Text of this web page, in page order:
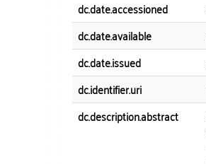
dc.date.accessioned
dc.date.available
dc.date.issued
dc.identifier.uri
dc.description.abstract